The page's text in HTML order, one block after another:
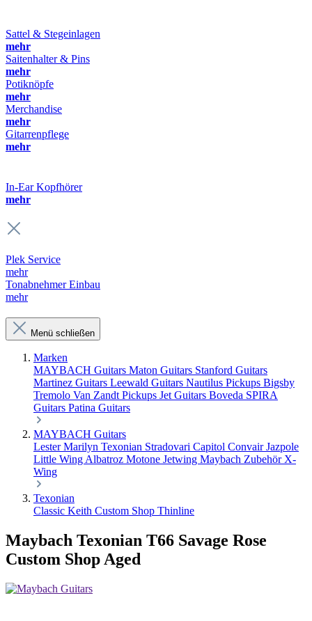
Sattel & Stegeinlagen
mehr
Saitenhalter & Pins
mehr
Potiknöpfe
mehr
Merchandise
mehr
Gitarrenpflege
mehr
In-Ear Kopfhörer
mehr
Plek Service
mehr
Tonabnehmer Einbau
mehr
Menü schließen
Marken
MAYBACH Guitars Maton Guitars Stanford Guitars
Martinez Guitars Leewald Guitars Nautilus Pickups Bigsby
Tremolo Van Zandt Pickups Jet Guitars Boveda SPIRA
Guitars Patina Guitars
MAYBACH Guitars
LesterMarilyn Texonian Stradovari Capitol ConvairJazpole
Little Wing Albatroz Motone Jetwing Maybach Zubehör X-
Wing
Texonian
Classic Keith Custom Shop Thinline
Maybach Texonian T66 Savage Rose
Custom Shop Aged